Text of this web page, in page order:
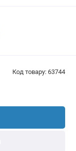
Код товару: 63744